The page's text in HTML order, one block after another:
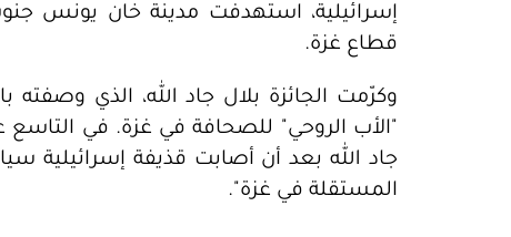
إسرائيلية، استهدفت مدينة خان يونس
قطاع غزة.
وكرّمت الجائزة بلال جاد الله، الذي وصفته
جاد الله بعد أن أصابت قذيفة إسرائيلية
المستقلة في غزة".